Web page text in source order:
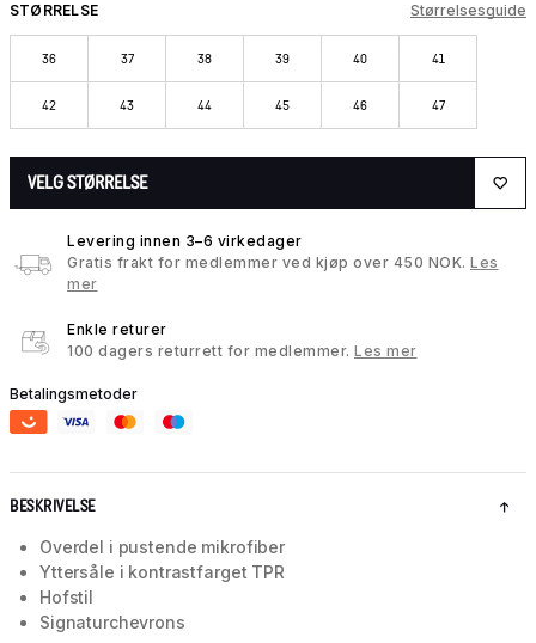
STØRRELSE Størrelsesguide
36 37 38 39 40 41
42 43 44 45 46 47
VELG STØRRELSE
Levering innen 3–6 virkedager
Gratis frakt for medlemmer ved kjøp over 450 NOK. Les
mer
Enkle returer
100 dagers returrett for medlemmer. Les mer
Betalingsmetoder
BESKRIVELSE
Overdel i pustende mikrofiber
Yttersåle i kontrastfarget TPR
Hofstil
Signaturchevrons